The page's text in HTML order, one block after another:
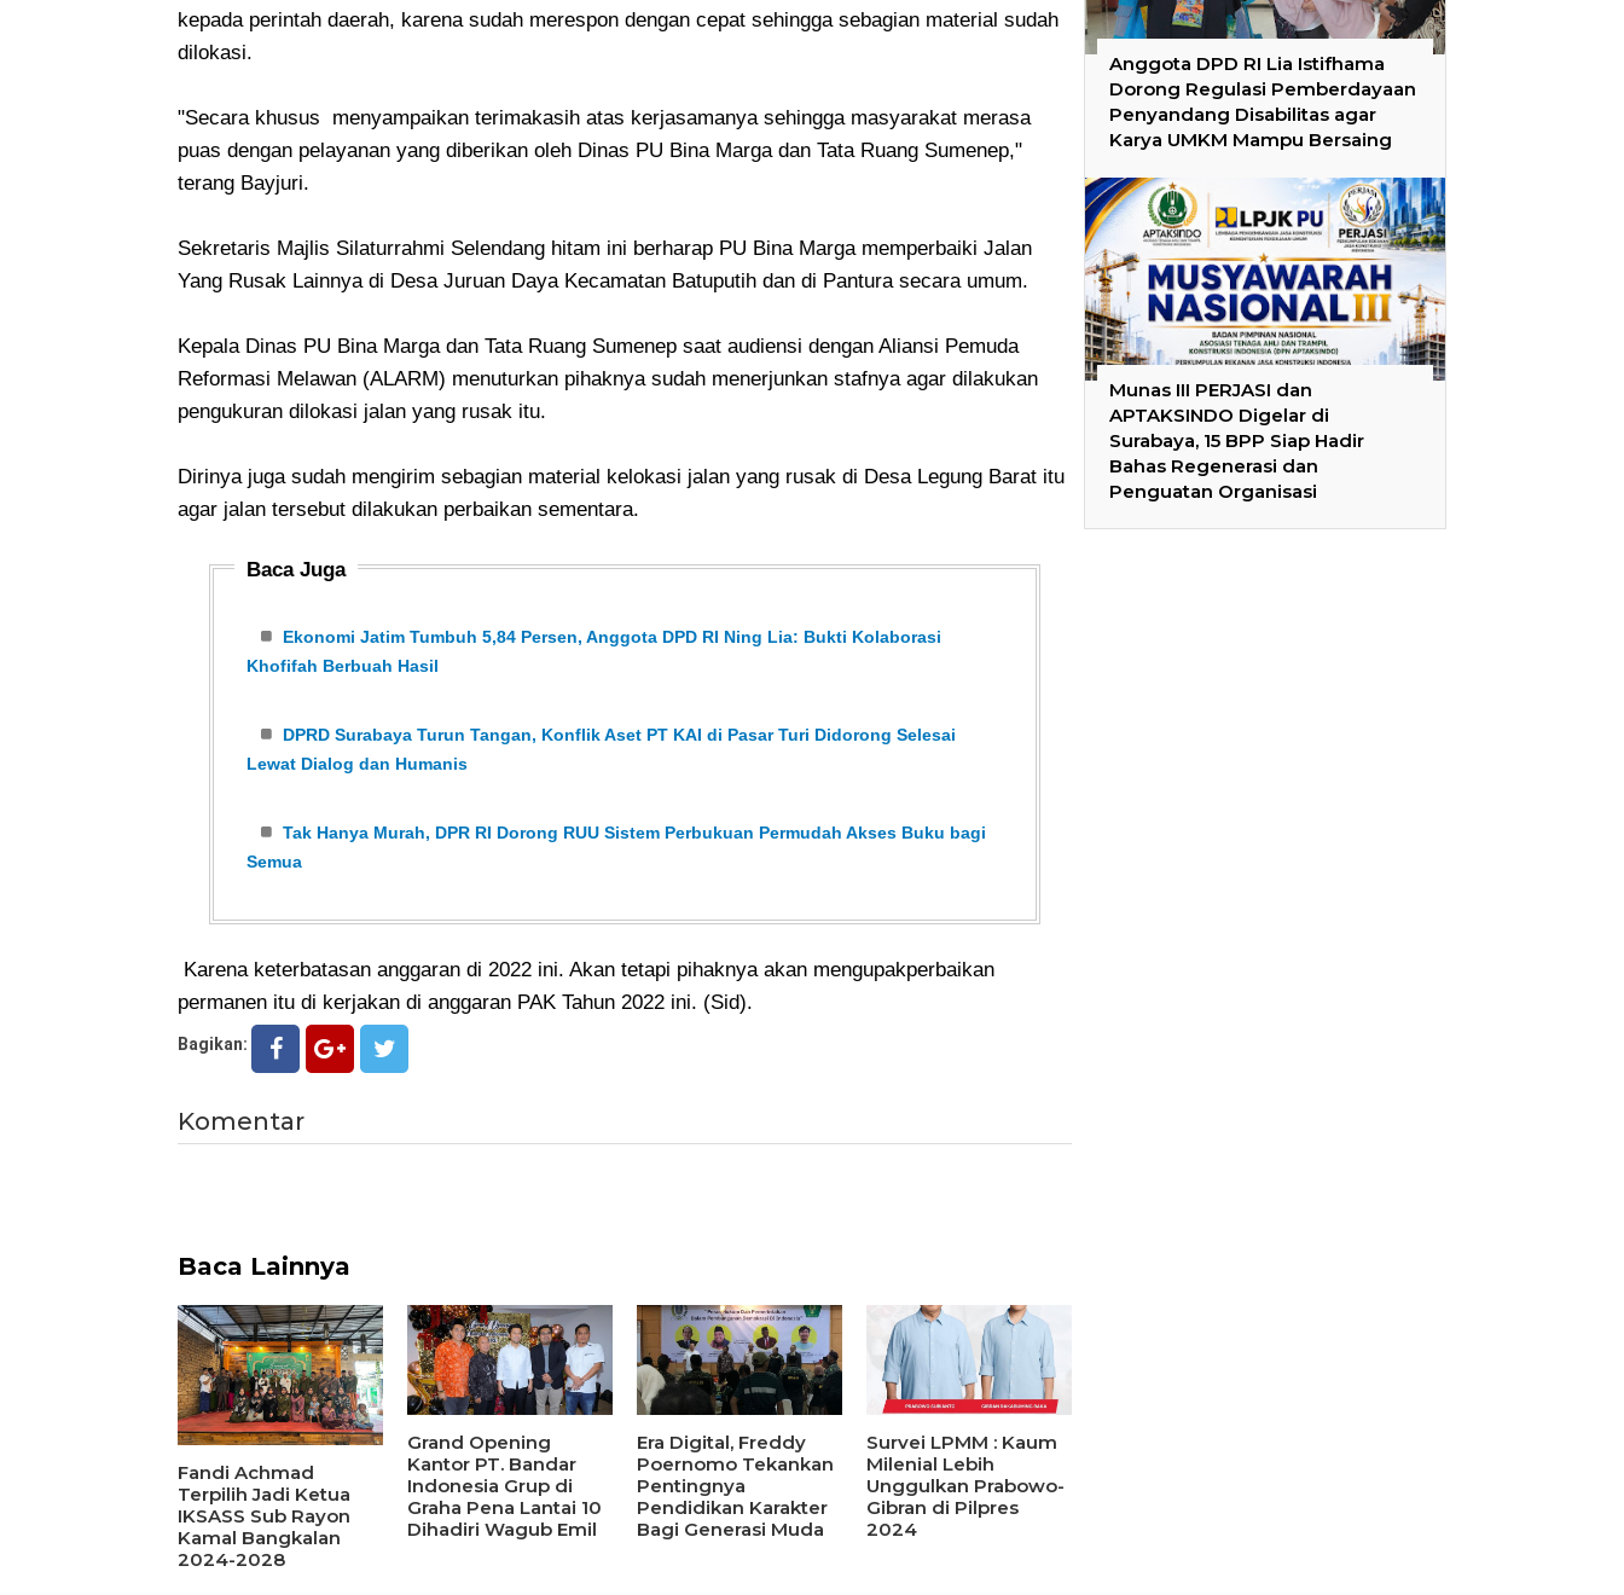
kepada perintah daerah, karena sudah merespon dengan cepat sehingga sebagian material sudah
dilokasi.
"Secara khusus menyampaikan terimakasih atas kerjasamanya sehingga masyarakat merasa
puas dengan pelayanan yang diberikan oleh Dinas PU Bina Marga dan Tata Ruang Sumenep,"
terang Bayjuri.
Sekretaris Majlis Silaturrahmi Selendang hitam ini berharap PU Bina Marga memperbaiki Jalan
Yang Rusak Lainnya di Desa Juruan Daya Kecamatan Batuputih dan di Pantura secara umum.
Kepala Dinas PU Bina Marga dan Tata Ruang Sumenep saat audiensi dengan Aliansi Pemuda
Reformasi Melawan (ALARM) menuturkan pihaknya sudah menerjunkan stafnya agar dilakukan
pengukuran dilokasi jalan yang rusak itu.
Dirinya juga sudah mengirim sebagian material kelokasi jalan yang rusak di Desa Legung Barat itu
agar jalan tersebut dilakukan perbaikan sementara.
Baca Juga
Ekonomi Jatim Tumbuh 5,84 Persen, Anggota DPD RI Ning Lia: Bukti Kolaborasi
Khofifah Berbuah Hasil
DPRD Surabaya Turun Tangan, Konflik Aset PT KAI di Pasar Turi Didorong Selesai
Lewat Dialog dan Humanis
Tak Hanya Murah, DPR RI Dorong RUU Sistem Perbukuan Permudah Akses Buku bagi
Semua
Karena keterbatasan anggaran di 2022 ini. Akan tetapi pihaknya akan mengupakperbaikan
permanen itu di kerjakan di anggaran PAK Tahun 2022 ini. (Sid).
Bagikan:
Komentar
Baca Lainnya
Fandi Achmad
Terpilih Jadi Ketua
IKSASS Sub Rayon
Kamal Bangkalan
2024-2028
Grand Opening
Kantor PT. Bandar
Indonesia Grup di
Graha Pena Lantai 10
Dihadiri Wagub Emil
Era Digital, Freddy
Poernomo Tekankan
Pentingnya
Pendidikan Karakter
Bagi Generasi Muda
Survei LPMM : Kaum
Milenial Lebih
Unggulkan Prabowo-
Gibran di Pilpres
2024
Anggota DPD RI Lia Istifhama
Dorong Regulasi Pemberdayaan
Penyandang Disabilitas agar
Karya UMKM Mampu Bersaing
Munas III PERJASI dan
APTAKSINDO Digelar di
Surabaya, 15 BPP Siap Hadir
Bahas Regenerasi dan
Penguatan Organisasi